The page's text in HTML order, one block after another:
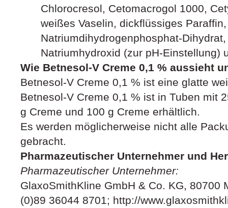
Chlorocresol, Cetomacrogol 1000,
weißes Vaselin, dickflüssiges Paraffin,
Natriumdihydrogenphosphat-
Natriumhydroxid (zur pH-Einstellung)
Wie Betnesol-V Creme 0,1 % aussieht
Betnesol-V Creme 0,1 % ist eine glatte
Betnesol-V Creme 0,1 % ist in Tuben mit
g Creme und 100 g Creme erhältlich.
Es werden möglicherweise nicht alle
gebracht.
Pharmazeutischer Unternehmer und
Pharmazeutischer Unternehmer:
GlaxoSmithKline GmbH & Co. KG, 80700
(0)89 36044 8701; http://